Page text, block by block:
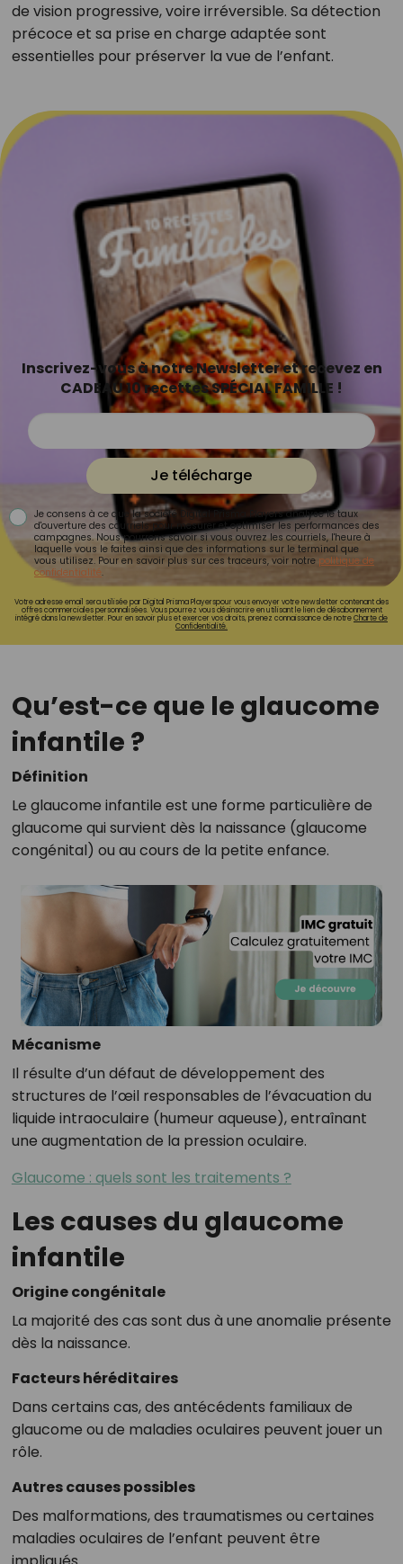
de vision progressive, voire irréversible. Sa détection
précoce et sa prise en charge adaptée sont
essentielles pour préserver la vue de l’enfant.
Inscrivez-vous à notre Newsletter et recevez en
CADEAU 10 recettes SPÉCIAL FAMILLE !
Je télécharge
Je consens à ce que la société Digital Prisma Players analyse le taux
d'ouverture des courriels pour mesurer et optimiser les performances des
campagnes. Nous pourrons savoir si vous ouvrez les courriels, l'heure à
laquelle vous le faites ainsi que des informations sur le terminal que
vous utilisez. Pour en savoir plus sur ces traceurs, voir notre politique de
confidentialité.
Votre adresse email sera utilisée par Digital Prisma Playerspour vous envoyer votre newsletter contenant des
offres commerciales personnalisées. Vous pourrez vous désinscrire en utilisant le lien de désabonnement
intégré dans la newsletter. Pour en savoir plus et exercer vos droits, prenez connaissance de notreCharte de
Confidentialité.
Qu’est-ce que le glaucome
infantile ?
Définition
Le glaucome infantile est une forme particulière de
glaucome qui survient dès la naissance (glaucome
congénital) ou au cours de la petite enfance.
Mécanisme
Il résulte d’un défaut de développement des
structures de l’œil responsables de l’évacuation du
liquide intraoculaire (humeur aqueuse), entraînant
une augmentation de la pression oculaire.
Glaucome : quels sont les traitements ?
Les causes du glaucome
infantile
Origine congénitale
La majorité des cas sont dus à une anomalie présente
dès la naissance.
Facteurs héréditaires
Dans certains cas, des antécédents familiaux de
glaucome ou de maladies oculaires peuvent jouer un
rôle.
Autres causes possibles
Des malformations, des traumatismes ou certaines
maladies oculaires de l’enfant peuvent être